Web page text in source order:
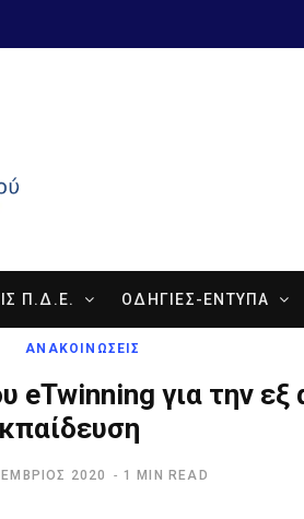
Π.Δ.Ε. ΟΔΗΓΙΕΣ-ΕΝΤΥΠΑ
ΑΝΑΚΟΙΝΩΣΕΙΣ
eTwinning για την
2020 1 MIN READ